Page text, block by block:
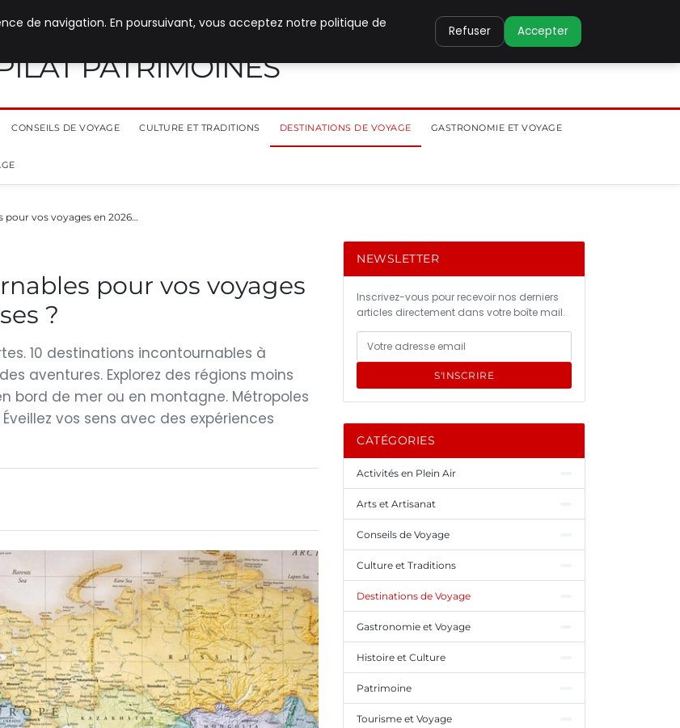
PATRIMOINES
CONSEILS DE VOYAGE CULTURE ET TRADITIONS DESTINATIONS DE VOYAGE GASTRONOMIE ET VOYAGE
vos voyages en 2026…
pour vos voyages
?
10 destinations incontournables à
aventures. Explorez des régions moins
bord de mer ou en montagne. Métropoles
vos sens avec des expériences
NEWSLETTER
Inscrivez-vous pour recevoir nos derniers
articles directement dans votre boîte mail.
S'INSCRIRE
CATÉGORIES
Activités en Plein Air
Arts et Artisanat
Conseils de Voyage
Culture et Traditions
Destinations de Voyage
Gastronomie et Voyage
Histoire et Culture
Patrimoine
Tourisme et Voyage
de navigation. En poursuivant, vous acceptez notre politique de
Refuser Accepter